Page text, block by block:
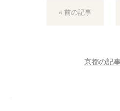
« 前の記事
京都の記